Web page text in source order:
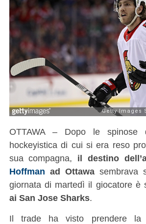
OTTAWA – Dopo le spinose
hockeyistica di cui si era reso
sua compagna, il destino
Hoffman ad Ottawasembrava
giornata di martedì il giocatore è
ai San Jose Sharks.
Il trade ha visto prendere la